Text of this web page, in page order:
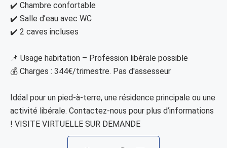
✔️ Chambre confortable
✔️ Salle d’eau avec WC
✔️ 2 caves incluses
📌 Usage habitation – Profession libérale possible
💰 Charges : 344€/trimestre. Pas d'assesseur
Idéal pour un pied-à-terre, une résidence principale ou une
activité libérale. Contactez-nous pour plus d’informations
! VISITE VIRTUELLE SUR DEMANDE